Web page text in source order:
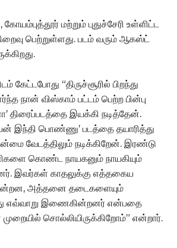
மற்றும் புதுச்சேரி உள்ளிட்ட
பெற்றுள்ளது. படம் வரும் ஆகஸ்ட்
கேட்டபோது “திருச்சூரில் பிறந்து
நான் விஸ்காம் பட்டம் பெற்ற பின்பு
திரைப்படத்தை இயக்கி நடித்தேன்.
இந்தி பொண்ணு’ படத்தை தயாரித்து
வேடத்திலும் நடிக்கிறேன். இரண்டு
கொண்ட நாயகனும் நாயகியும்
இவர்கள் காதலுக்கு எத்தகைய
அத்தனை தடைகளையும்
எவ்வாறு இணைகின்றனர் என்பதை
சொல்லியிருக்கிறோம்” என்றார்.